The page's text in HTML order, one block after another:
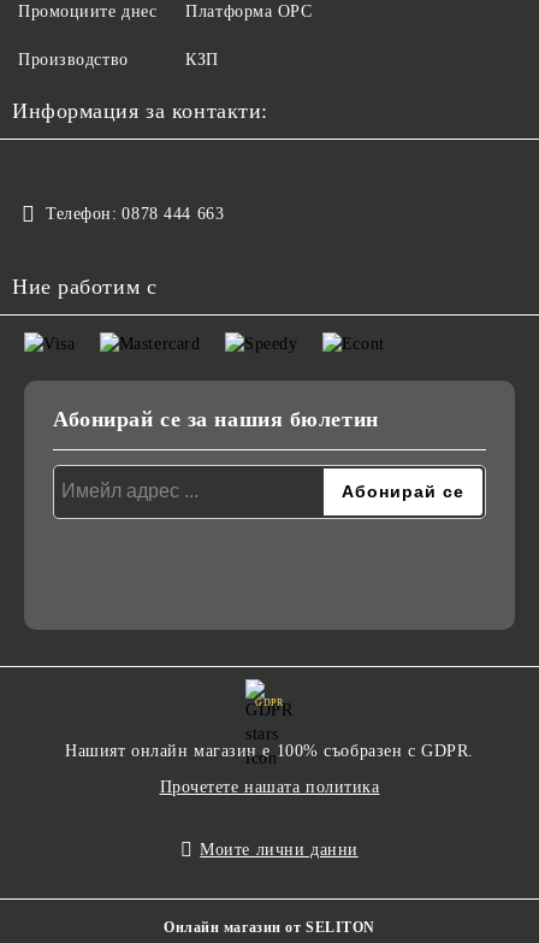
Промоциите днес
Производство
Платформа ОРС
КЗП
Информация за контакти:
Телефон: 0878 444 663
Ние работим с
Абонирай се за нашия бюлетин
GDPR
Нашият онлайн магазин е 100% съобразен с GDPR.
Прочетете нашата политика
Моите лични данни
Онлайн магазин от SELITON